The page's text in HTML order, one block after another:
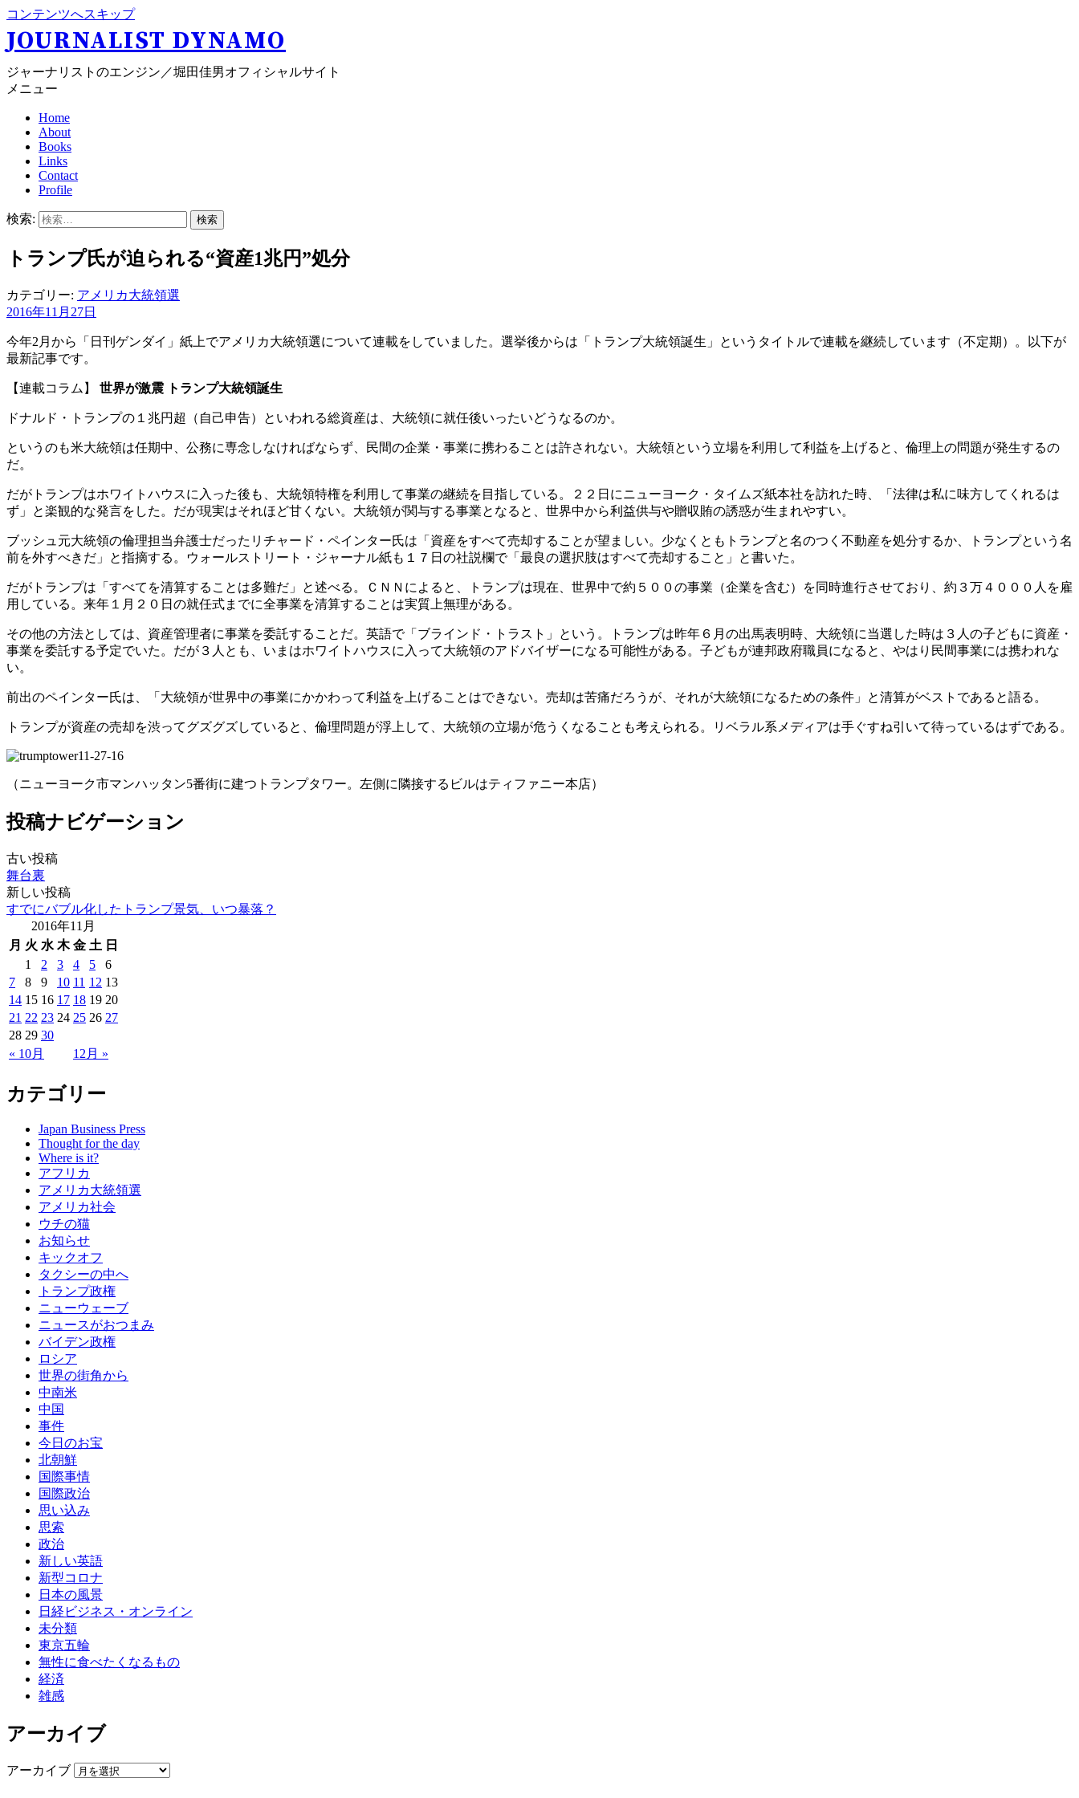
コンテンツへスキップ
JOURNALIST DYNAMO
ジャーナリストのエンジン／堀田佳男オフィシャルサイト
メニュー
Home
About
Books
Links
Contact
Profile
検索:
トランプ氏が迫られる“資産1兆円”処分
カテゴリー: アメリカ大統領選
2016年11月27日
今年2月から「日刊ゲンダイ」紙上でアメリカ大統領選について連載をしていました。選挙後からは「トランプ大統領誕生」というタイトルで連載を継続しています（不定期）。以下が
最新記事です。
【連載コラム】 世界が激震 トランプ大統領誕生
ドナルド・トランプの１兆円超（自己申告）といわれる総資産は、大統領に就任後いったいどうなるのか。
というのも米大統領は任期中、公務に専念しなければならず、民間の企業・事業に携わることは許されない。大統領という立場を利用して利益を上げると、倫理上の問題が発生するの
だ。
だがトランプはホワイトハウスに入った後も、大統領特権を利用して事業の継続を目指している。２２日にニューヨーク・タイムズ紙本社を訪れた時、「法律は私に味方してくれるは
ず」と楽観的な発言をした。だが現実はそれほど甘くない。大統領が関与する事業となると、世界中から利益供与や贈収賄の誘惑が生まれやすい。
ブッシュ元大統領の倫理担当弁護士だったリチャード・ペインター氏は「資産をすべて売却することが望ましい。少なくともトランプと名のつく不動産を処分するか、トランプという名
前を外すべきだ」と指摘する。ウォールストリート・ジャーナル紙も１７日の社説欄で「最良の選択肢はすべて売却すること」と書いた。
だがトランプは「すべてを清算することは多難だ」と述べる。ＣＮＮによると、トランプは現在、世界中で約５００の事業（企業を含む）を同時進行させており、約３万４０００人を雇
用している。来年１月２０日の就任式までに全事業を清算することは実質上無理がある。
その他の方法としては、資産管理者に事業を委託することだ。英語で「ブラインド・トラスト」という。トランプは昨年６月の出馬表明時、大統領に当選した時は３人の子どもに資産・
事業を委託する予定でいた。だが３人とも、いまはホワイトハウスに入って大統領のアドバイザーになる可能性がある。子どもが連邦政府職員になると、やはり民間事業には携われな
い。
前出のペインター氏は、「大統領が世界中の事業にかかわって利益を上げることはできない。売却は苦痛だろうが、それが大統領になるための条件」と清算がベストであると語る。
トランプが資産の売却を渋ってグズグズしていると、倫理問題が浮上して、大統領の立場が危うくなることも考えられる。リベラル系メディアは手ぐすね引いて待っているはずである。
（ニューヨーク市マンハッタン5番街に建つトランプタワー。左側に隣接するビルはティファニー本店）
投稿ナビゲーション
古い投稿
舞台裏
新しい投稿
すでにバブル化したトランプ景気、いつ暴落？
2016年11月
月 火 水 木 金 土 日
« 10月 12月 »
1 2 3 4 5
6
7
8 9 10 11 12 13
14 15 16 17 18 19 20
21 22 23 24 25 26 27
28 29 30
カテゴリー
Japan Business Press
Thought for the day
Where is it?
アフリカ
アメリカ大統領選
アメリカ社会
ウチの猫
お知らせ
キックオフ
タクシーの中へ
トランプ政権
ニューウェーブ
ニュースがおつまみ
バイデン政権
ロシア
世界の街角から
中南米
中国
事件
今日のお宝
北朝鮮
国際事情
国際政治
思い込み
思索
政治
新しい英語
新型コロナ
日本の風景
日経ビジネス・オンライン
未分類
東京五輪
無性に食べたくなるもの
経済
雑感
アーカイブ
アーカイブ